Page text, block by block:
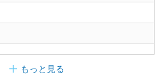
もっと見る